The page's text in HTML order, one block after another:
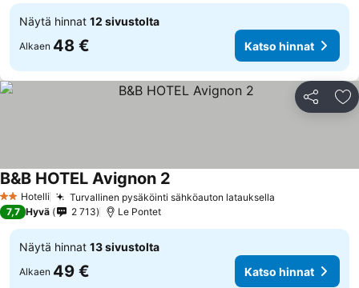
Näytä hinnat 12 sivustolta
Alkaen 48 € Katso hinnat
Jaa
2 Tähtiluokitus
Hotelli Turvallinen pysäköinti sähköauton latauksella
B&B HOTEL Avignon 2
7,7 Hyvä 2 713 Le Pontet
Näytä hinnat 13 sivustolta
Alkaen 49 € Katso hinnat